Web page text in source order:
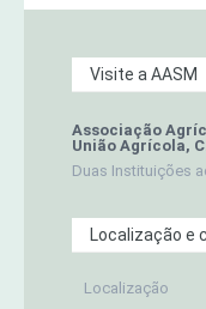
Visite a AASM
Associação
União Agrícola,
Duas Instituições
Localização e
Localização